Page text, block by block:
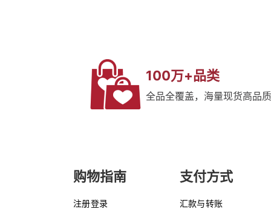
100万+品类
全品全覆盖，海量现货高品
购物指南
注册登录
支付方式
汇款与转账